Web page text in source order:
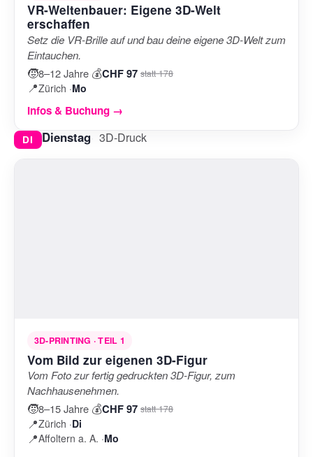
VR-Weltenbauer: Eigene 3D-Welt
erschaffen
Setz die VR-Brille auf und bau deine eigene 3D-Welt zum
Eintauchen.
🧒8–12 Jahre 💰CHF 97 statt 178
📍Zürich ·Mo
Infos & Buchung →
DI Dienstag 3D-Druck
3D-PRINTING · TEIL 1
Vom Bild zur eigenen 3D-Figur
Vom Foto zur fertig gedruckten 3D-Figur, zum
Nachhausenehmen.
🧒8–15 Jahre 💰CHF 97 statt 178
📍Zürich ·Di
📍Affoltern a. A. ·Mo